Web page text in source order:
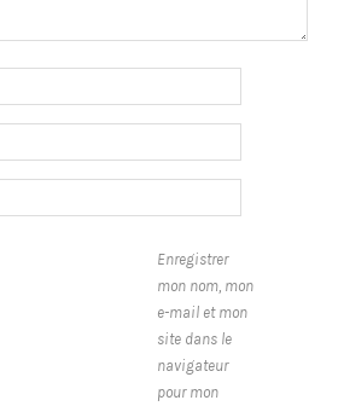
Enregistrer
mon nom, mon
e-mail et mon
site dans le
navigateur
pour mon